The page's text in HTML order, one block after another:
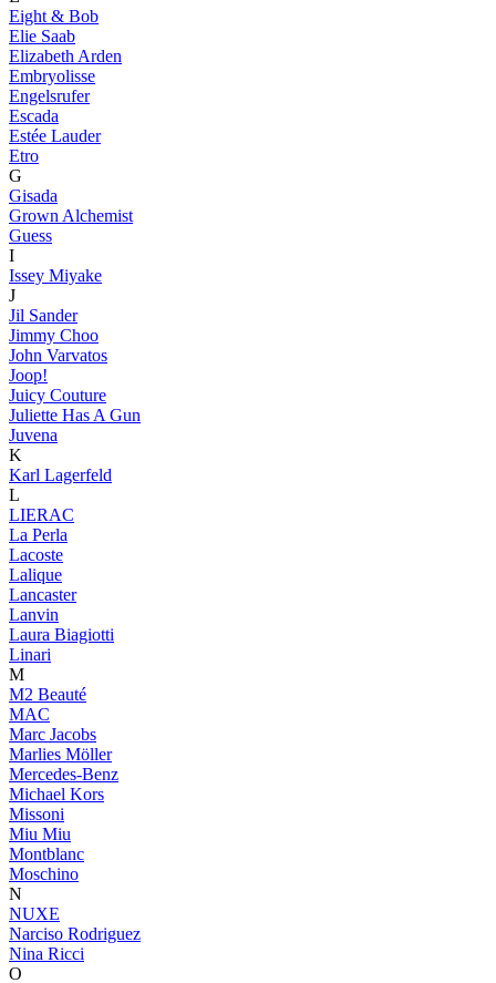
Eight & Bob
Elie Saab
Elizabeth Arden
Embryolisse
Engelsrufer
Escada
Estée Lauder
Etro
G
Gisada
Grown Alchemist
Guess
I
Issey Miyake
J
Jil Sander
Jimmy Choo
John Varvatos
Joop!
Juicy Couture
Juliette Has A Gun
Juvena
K
Karl Lagerfeld
L
LIERAC
La Perla
Lacoste
Lalique
Lancaster
Lanvin
Laura Biagiotti
Linari
M
M2 Beauté
MAC
Marc Jacobs
Marlies Möller
Mercedes-Benz
Michael Kors
Missoni
Miu Miu
Montblanc
Moschino
N
NUXE
Narciso Rodriguez
Nina Ricci
O